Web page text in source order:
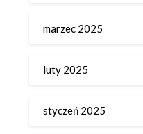
marzec 2025
luty 2025
styczeń 2025